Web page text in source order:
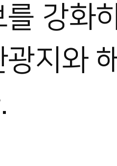
를 강화
광지와